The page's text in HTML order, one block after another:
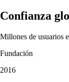
Confianza
Millones de usuarios
Fundación
2016